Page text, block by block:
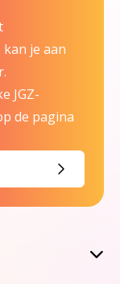
je aan
JGZ-
de pagina